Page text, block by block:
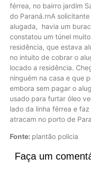
férrea, no bairro jardim
do Paraná.rnA
alugada, havia um
constatou um túnel
residência, que estava
no intuito de cobrar o
locado a residência.
ninguém na casa e que
embora sem pagar o
usado para furtar óleo
lado da linha férrea e
atracam no porto de
Fonte: plantão policia
Faça um